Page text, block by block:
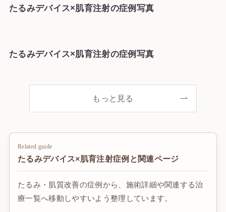
たるみデバイス×肌育注射の症例写真
たるみデバイス×肌育注射の症例写真
もっと見る
Related guide
たるみデバイス×肌育注射症例と関連ページ
たるみ・肌質改善の症例から、施術詳細や関連する治
療一覧へ移動しやすいよう整理しています。